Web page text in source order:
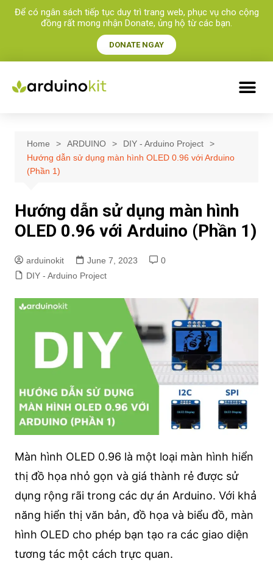
Để có ngân sách tiếp tục duy trì trang web, phục vụ cho cộng
đồng rất mong nhận Donate, ủng hộ từ các bạn.​
DONATE NGAY
Home ARDUINO
DIY - Arduino Project
Hướng dẫn sử dụng màn hình OLED 0.96 với Arduino
(Phần 1)
Hướng dẫn sử dụng màn hình
OLED 0.96 với Arduino (Phần 1)
arduinokit June 7, 2023
0
DIY - Arduino Project
Màn hình OLED 0.96 là một loại màn hình hiển
thị đồ họa nhỏ gọn và giá thành rẻ được sử
dụng rộng rãi trong các dự án Arduino. Với khả
năng hiển thị văn bản, đồ họa và biểu đồ, màn
hình OLED cho phép bạn tạo ra các giao diện
tương tác một cách trực quan.